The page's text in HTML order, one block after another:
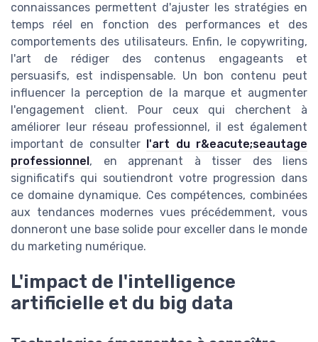
connaissances permettent d'ajuster les stratégies en
temps réel en fonction des performances et des
comportements des utilisateurs. Enfin, le copywriting,
l'art de rédiger des contenus engageants et
persuasifs, est indispensable. Un bon contenu peut
influencer la perception de la marque et augmenter
l'engagement client. Pour ceux qui cherchent à
améliorer leur réseau professionnel, il est également
important de consulter
l'art du r&eacute;seautage
professionnel , en apprenant à tisser des liens
significatifs qui soutiendront votre progression dans
ce domaine dynamique. Ces compétences, combinées
aux tendances modernes vues précédemment, vous
donneront une base solide pour exceller dans le monde
du marketing numérique.
L'impact de l'intelligence
artificielle et du big data